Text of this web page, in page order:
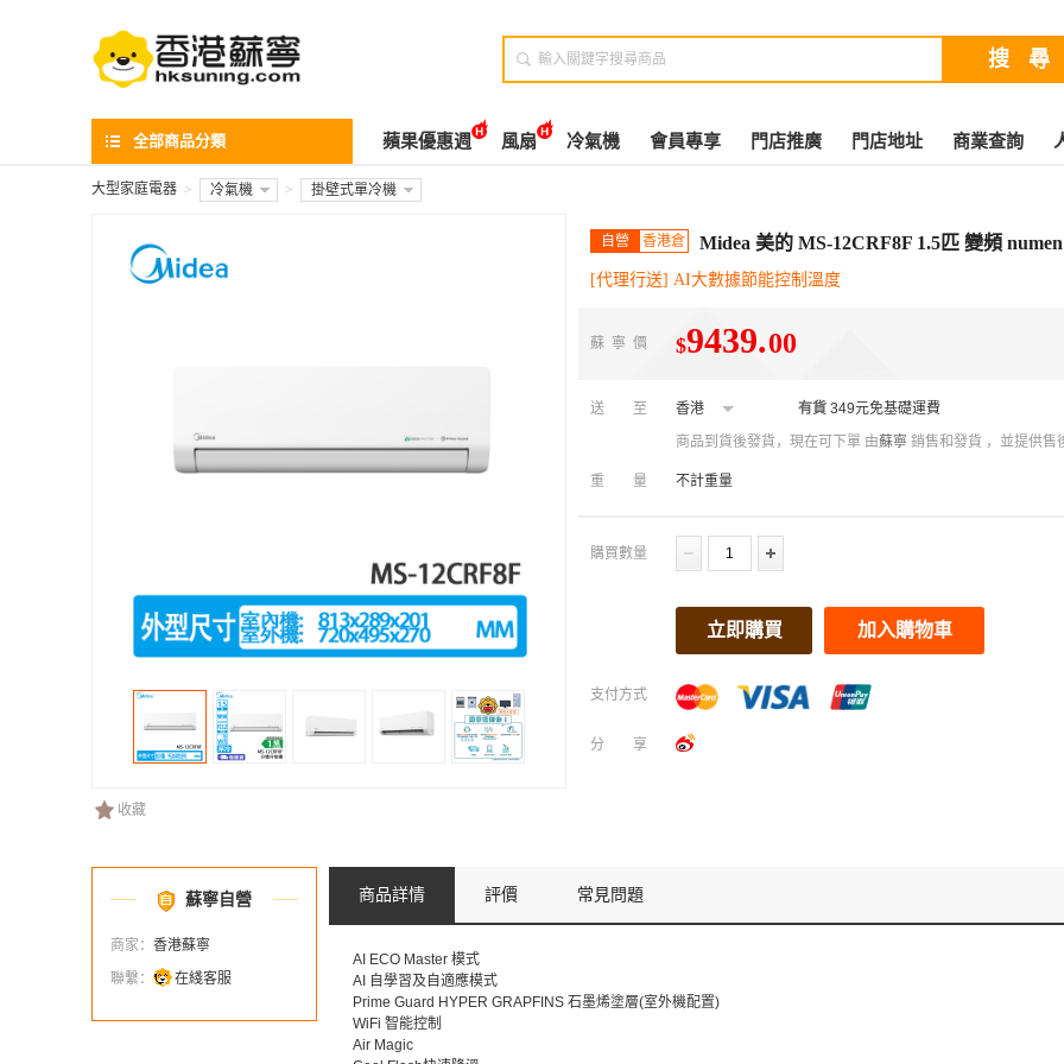

全部商品分類 蘋果優惠週 風扇 冷氣機 會員專享 門店推廣 門店地址 商業查詢
大型家庭電器 > 冷氣機 > 掛壁式單冷機
收藏
自營 香港倉 Midea 美的 MS-12CRF8F 1.5匹 變頻
[代理行送] AI大數據節能控制溫度
蘇寧價 $9439.00
送至 香港 有貨 349元免基礎運費
商品到貨後發貨，現在可下單 由蘇寧 銷售和發貨 ，並提供售
重量 不計重量
購買數量
立即購買 加入購物車
支付方式
分享
蘇寧自營
商家： 香港蘇寧
聯繫：
在綫客服
商品詳情 評價 常見問題
AI ECO Master 模式
AI 自學習及自適應模式
Prime Guard HYPER GRAPFINS 石墨烯塗層(室外機配置)
WiFi 智能控制
Air Magic